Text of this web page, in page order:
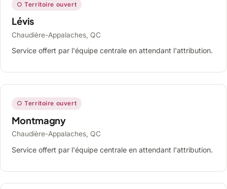
○ Territoire ouvert
Lévis
Chaudière-Appalaches, QC
Service offert par l'équipe centrale en attendant l'attribution.
○ Territoire ouvert
Montmagny
Chaudière-Appalaches, QC
Service offert par l'équipe centrale en attendant l'attribution.